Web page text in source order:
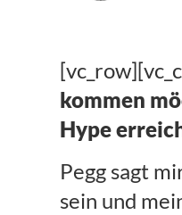
kommen
Hype
Pegg sagt
sein und